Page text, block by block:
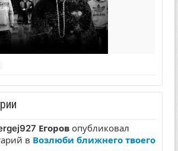
Егоров опубликовал
в Возлюби ближнего твоего